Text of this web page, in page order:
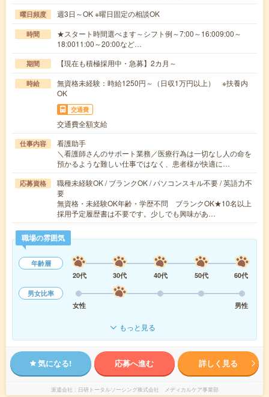
曜日頻度 週3日～OK ※曜日固定の相談OK
時間
★スタート時間選べます～シフト例～7:00～16:009:00～
18:0011:00～20:00など…
期間 【現在も積極採用中・急募】2カ月～
時給
無資格未経験：時給1250円～（日収1万円以上） ※扶養内
OK
交通費
交通費全額支給
仕事内容
看護助手
＼看護師さんのサポート業務／医療行為は一切なし人の命を
預かるような難しい仕事ではなく、患者様が快適に…
応募資格
職種未経験OK / ブランクOK / パソコンスキル不要 / 英語力不
要
無資格・未経験OK年齢・学歴不問 ブランクOK★10名以上
採用予定履歴書は不要です。少しでも興味があ…
職場の雰囲気
年齢層
20代
30代 40代 50代
60代
男女比率
女性
男性
もっと見る
気になる! 応募へ進む 詳しく見る
派遣会社 日研トータルソーシング株式会社 メディカルケア事業部